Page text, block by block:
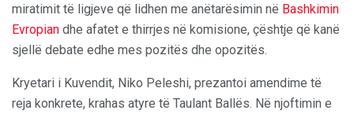
miratimit të ligjeve që lidhen me anëtarësimin në Bashkimin
Evropian dhe afatet e thirrjes në komisione, çështje që kanë
sjellë debate edhe mes pozitës dhe opozitës.
Kryetari i Kuvendit, Niko Peleshi, prezantoi amendime të
reja konkrete, krahas atyre të Taulant Ballës. Në njoftimin e